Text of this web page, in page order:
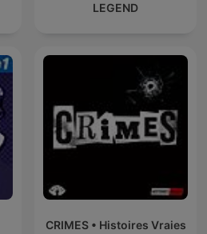
LEGEND
CRIMES • Histoires Vraies